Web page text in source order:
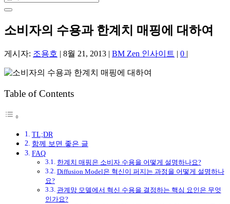
소비자의 수용과 한계치 매핑에 대하여
게시자: 조용호 | 8월 21, 2013 | BM Zen 인사이트 | 0 |
Table of Contents
TL;DR
함께 보면 좋은 글
FAQ
한계치 매핑은 소비자 수용을 어떻게 설명하나요?
Diffusion Model은 혁신이 퍼지는 과정을 어떻게 설명하나
요?
관계망 모델에서 혁신 수용을 결정하는 핵심 요인은 무엇
인가요?